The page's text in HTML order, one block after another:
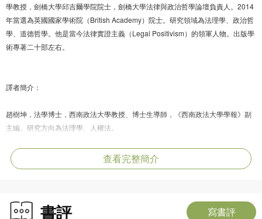
學教授，劍橋大學邱吉爾學院院士，劍橋大學法律與政治哲學論壇負責人。2014
年當選為英國國家學術院（British Academy）院士。研究領域為法理學、政治哲
學、道德哲學。他是當今法律實證主義（Legal Positivism）的領軍人物。出版學
術專著二十部左右。
譯者簡介：
趙樹坤，法學博士，西南政法大學教授、博士生導師，《西南政法大學學報》副
主編。研究方向為法理學、人權法。
查看完整簡介
書評 寫書評